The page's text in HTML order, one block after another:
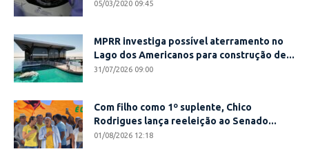
05/03/2020 09:45
MPRR investiga possível aterramento no
Lago dos Americanos para construção de...
31/07/2026 09:00
Com filho como 1º suplente, Chico
Rodrigues lança reeleição ao Senado...
01/08/2026 12:18